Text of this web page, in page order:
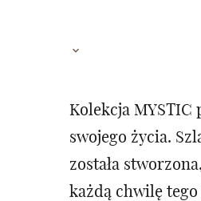
Kolekcja MYSTIC
swojego życia.
została
każdą chwilę